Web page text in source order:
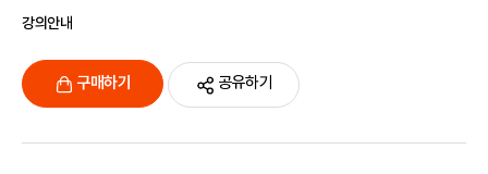
강의안내
구매하기 공유하기